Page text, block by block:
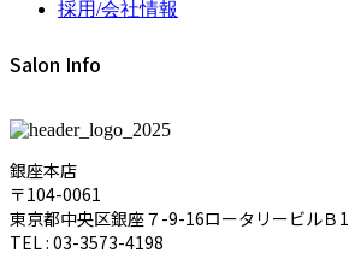
採用/会社情報
Salon Info
銀座本店
〒104-0061
東京都中央区銀座７-9-16ロータリービルＢ1
TEL : 03-3573-4198